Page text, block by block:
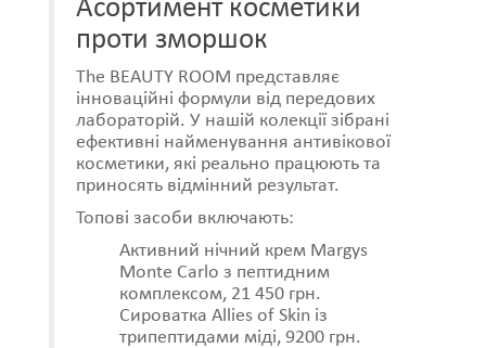
Асортимент косметики
проти зморшок
The BEAUTY ROOM представляє
інноваційні формули від передових
лабораторій. У нашій колекції зібрані
ефективні найменування антивікової
косметики, які реально працюють та
приносять відмінний результат.
Топові засоби включають:
Активний нічний крем Margys
Monte Carlo з пептидним
комплексом, 21 450 грн.
Сироватка Allies of Skin із
трипептидами міді, 9200 грн.